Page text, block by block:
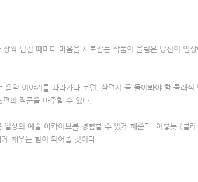
씩 넘길 때마다 마음을 사로잡는 작품의 울림은 당신의 일
음악 이야기를 따라가다 보면, 살면서 꼭 들어봐야 할 클래식
의 작품을 마주할 수 있다.
상의 예술 아카이브를 경험할 수 있게 해준다. 이렇듯 《클
채우는 힘이 되어줄 것이다.